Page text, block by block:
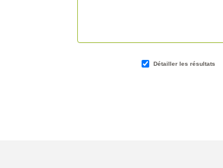
Détailler les résultats